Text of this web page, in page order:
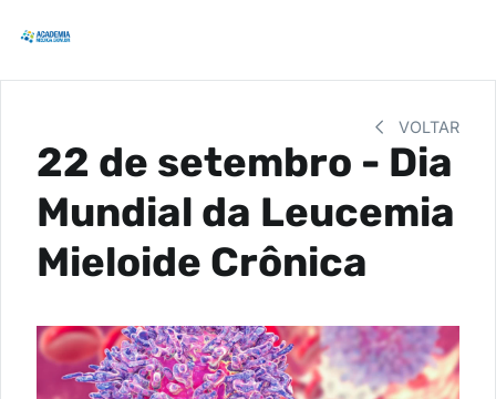
VOLTAR
22 de setembro - Dia
Mundial da Leucemia
Mieloide Crônica